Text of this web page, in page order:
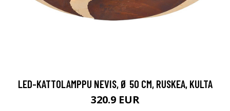
LED-KATTOLAMPPU NEVIS, Ø 50 CM, RUSKEA, KULTA
320.9 EUR